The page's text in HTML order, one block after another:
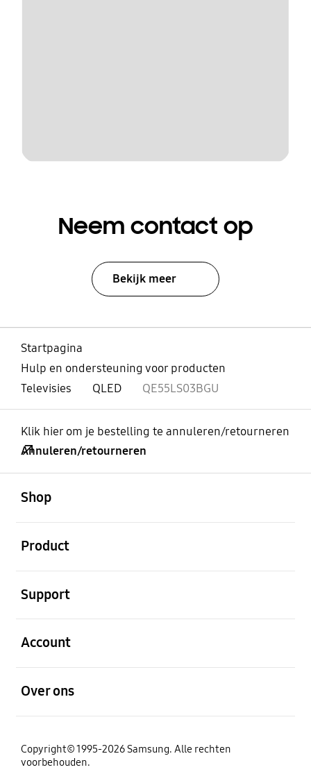
Neem contact op
Bekijk meer
Startpagina
Hulp en ondersteuning voor producten
Televisies
QLED QE55LS03BGU
Klik hier om je bestelling te annuleren/retourneren
Annuleren/retourneren
Shop
Product
Support
Account
Over ons
Copyright© 1995-2026 Samsung. Alle rechten
voorbehouden.